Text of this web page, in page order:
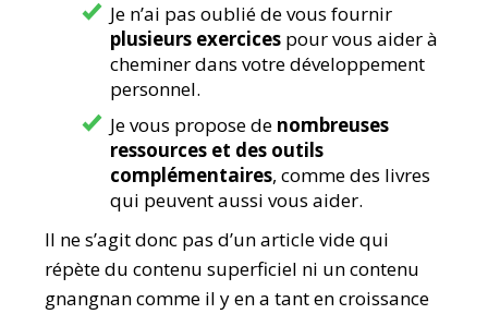
Je n’ai pas oublié de vous fournir
plusieurs exercices pour vous aider à
cheminer dans votre développement
personnel.
Je vous propose de nombreuses
ressources et des outils
complémentaires, comme des livres
qui peuvent aussi vous aider.
Il ne s’agit donc pas d’un article vide qui
répète du contenu superficiel ni un contenu
gnangnan comme il y en a tant en croissance